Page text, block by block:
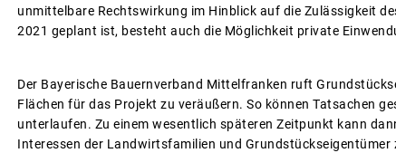
unmittelbare Rechtswirkung im Hinblick auf die Zulässigkeit
2021 geplant ist, besteht auch die Möglichkeit private
Der Bayerische Bauernverband Mittelfranken ruft
Flächen für das Projekt zu veräußern. So können Tatsachen
unterlaufen. Zu einem wesentlich späteren Zeitpunkt kann
Interessen der Landwirtsfamilien und